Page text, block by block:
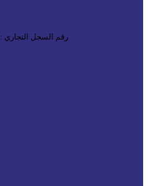
رقم السجل التجاري : 1010794660